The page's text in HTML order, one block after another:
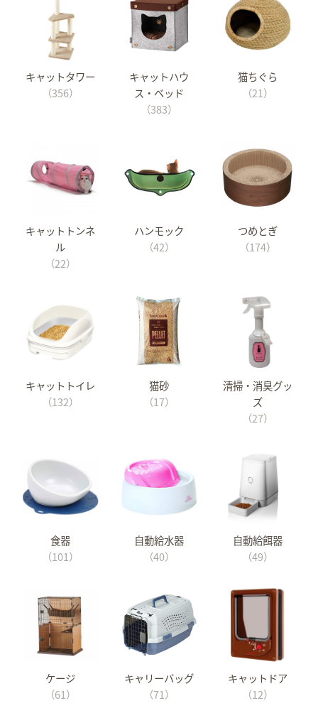
キャットタワー
（356）
キャットハウ
ス・ベッド
（383）
猫ちぐら
（21）
キャットトンネ
ル
（22）
ハンモック
（42）
つめとぎ
（174）
キャットトイレ
（132）
猫砂
（17）
清掃・消臭グッ
ズ
（27）
食器
（101）
自動給水器
（40）
自動給餌器
（49）
ケージ
（61）
キャリーバッグ
（71）
キャットドア
（12）